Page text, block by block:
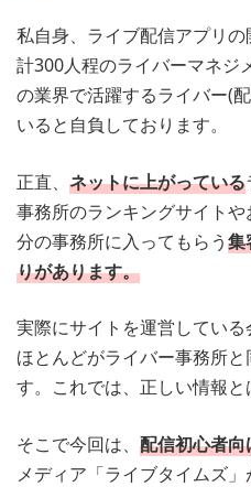
私自身、ライブ配信アプリ
計300人程のライバーマネジ
の業界で活躍するライバー(
いると自負しております。
正直、 ネットに上がっている
事務所のランキングサイト
分の事務所に入ってもらう集
りがあります。
実際にサイトを運営している
ほとんどがライバー事務所
す。これでは、正しい情報と
そこで今回は、 配信初心者向
メディア「ライブタイムズ」